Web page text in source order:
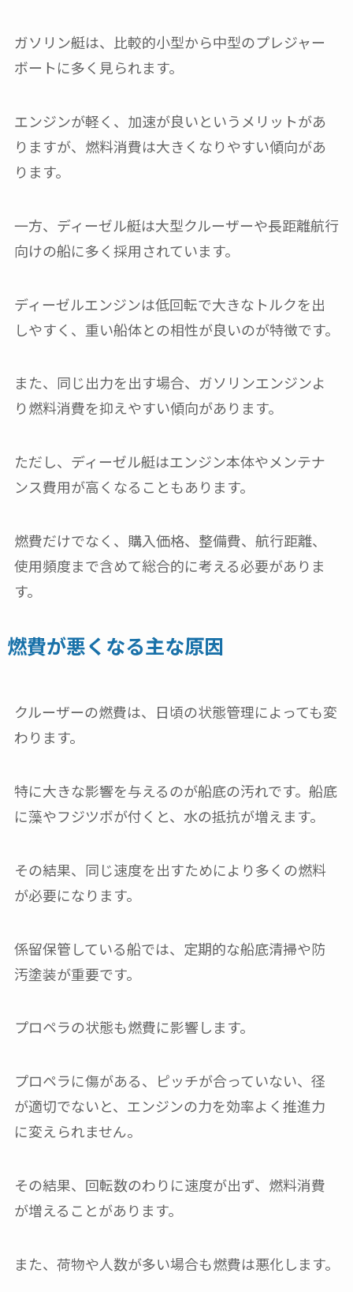
ガソリン艇は、比較的小型から中型のプレジャー
ボートに多く見られます。
エンジンが軽く、加速が良いというメリットがあ
りますが、燃料消費は大きくなりやすい傾向があ
ります。
一方、ディーゼル艇は大型クルーザーや長距離航行
向けの船に多く採用されています。
ディーゼルエンジンは低回転で大きなトルクを出
しやすく、重い船体との相性が良いのが特徴です。
また、同じ出力を出す場合、ガソリンエンジンよ
り燃料消費を抑えやすい傾向があります。
ただし、ディーゼル艇はエンジン本体やメンテナ
ンス費用が高くなることもあります。
燃費だけでなく、購入価格、整備費、航行距離、
使用頻度まで含めて総合的に考える必要がありま
す。
燃費が悪くなる主な原因
クルーザーの燃費は、日頃の状態管理によっても変
わります。
特に大きな影響を与えるのが船底の汚れです。船底
に藻やフジツボが付くと、水の抵抗が増えます。
その結果、同じ速度を出すためにより多くの燃料
が必要になります。
係留保管している船では、定期的な船底清掃や防
汚塗装が重要です。
プロペラの状態も燃費に影響します。
プロペラに傷がある、ピッチが合っていない、径
が適切でないと、エンジンの力を効率よく推進力
に変えられません。
その結果、回転数のわりに速度が出ず、燃料消費
が増えることがあります。
また、荷物や人数が多い場合も燃費は悪化します。